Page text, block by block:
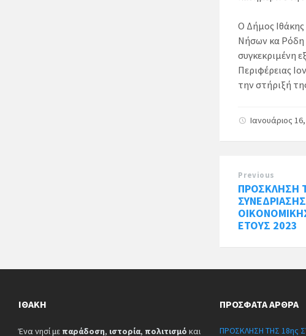
Ο Δήμος Ιθάκης
Νήσων κα Ρόδη
συγκεκριμένη
Περιφέρειας
την στήριξή
Ιανουάριος
Previous
ΠΡΟΣΚΛΗΣΗ
ΕΤΟΥΣ 2023
ΙΘΆΚΗ
Ένα νησί με παράδοση, ιστορία, πολιτισμό και
ΠΡΌΣΦΑΤΑ ΆΡΘΡΑ
ΠΡΟΣΚΛΗΣΗ ΤΗΣ 18ης